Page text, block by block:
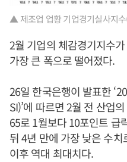
▲ 제조업 업황 기업경기실사지
2월 기업의 체감경기지수
가장 큰 폭으로 떨어졌다.
26일 한국은행이 발표한
SI)’에 따르면 2월 전 산업
65로 1월보다 10포인트 급
뒤 4년 만에 가장 낮은 수
이후 역대 최대치다.